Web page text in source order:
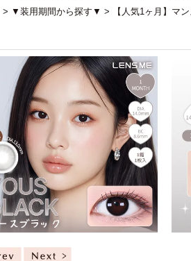
▼装用期間から探す▼ 【人気1ヶ月】マ